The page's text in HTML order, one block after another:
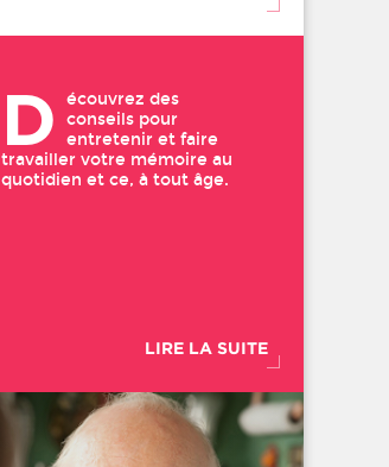
D
écouvrez des
conseils pour
entretenir et faire
travailler votre mémoire au
quotidien et ce, à tout âge.
LIRE LA SUITE